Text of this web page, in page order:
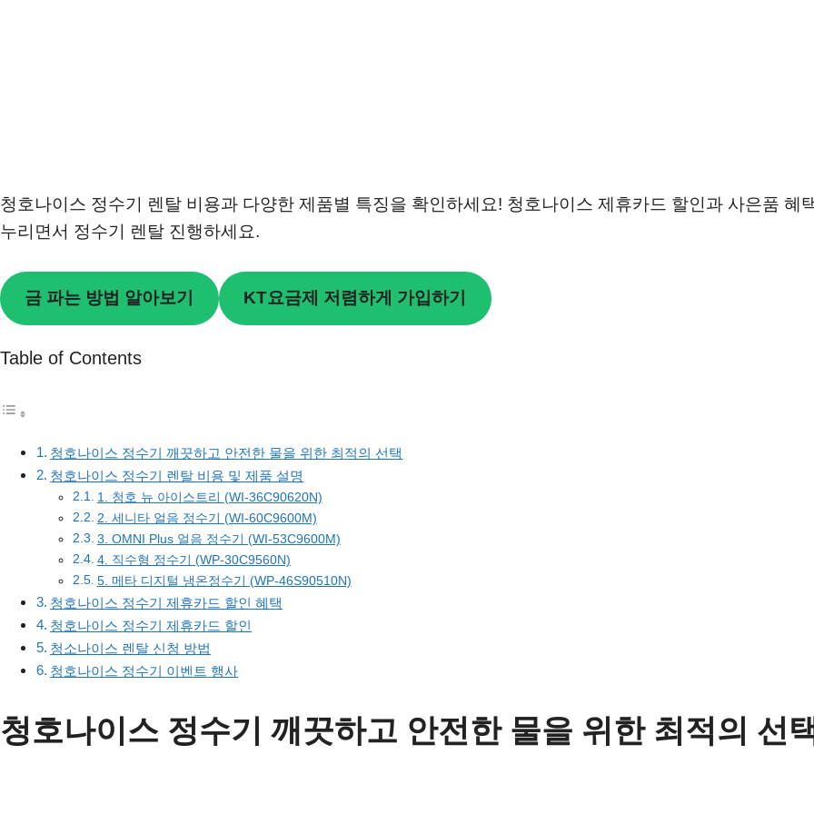
청호나이스 정수기 렌탈 비용과 다양한 제품별 특징을 확인하세요! 청호나이스 제휴카드 할인과 사은품 혜
누리면서 정수기 렌탈 진행하세요.
금 파는 방법 알아보기 KT요금제 저렴하게 가입하기
Table of Contents
청호나이스 정수기 깨끗하고 안전한 물을 위한 최적의 선택
청호나이스 정수기 렌탈 비용 및 제품 설명
1. 청호 뉴 아이스트리 (WI-36C90620N)
2. 세니타 얼음 정수기 (WI-60C9600M)
3. OMNI Plus 얼음 정수기 (WI-53C9600M)
4. 직수형 정수기 (WP-30C9560N)
5. 메타 디지털 냉온정수기 (WP-46S90510N)
청호나이스 정수기 제휴카드 할인 혜택
청호나이스 정수기 제휴카드 할인
청소나이스 렌탈 신청 방법
청호나이스 정수기 이벤트 행사
청호나이스 정수기 깨끗하고 안전한 물을 위한 최적의 선